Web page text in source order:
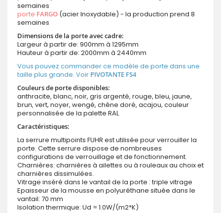
semaines
porte FARGO (acier Inoxydable) - la production prend 8
semaines
Dimensions de la porte avec cadre:
Largeur à partir de: 900mm à 1295mm
Hauteur à partir de: 2000mm à 2440mm
Vous pouvez commander ce modèle de porte dans une
taille plus grande. Voir PIVOTANTE FS4
Couleurs de porte disponibles:
anthracite, blanc, noir, gris argenté, rouge, bleu, jaune,
brun, vert, noyer, wengé, chêne doré, acajou, couleur
personnalisée de la palette RAL
Caractéristiques:
La serrure multipoints FUHR est utilisée pour verrouiller la
porte. Cette serrure dispose de nombreuses
configurations de verrouillage et de fonctionnement.
Charnières: charnières à ailettes ou à rouleaux au choix et
charnières dissimulées.
Vitrage inséré dans le vantail de la porte : triple vitrage
Epaisseur de la mousse en polyuréthane située dans le
vantail: 70 mm
Isolation thermique: Ud = 1.0W/(m2*K)